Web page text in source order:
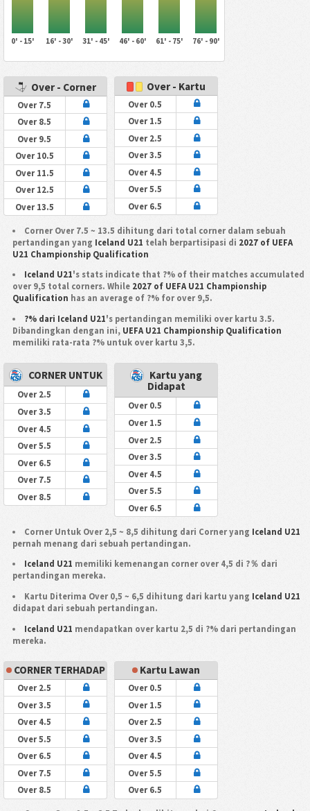
0' - 15' 16' - 30' 31' - 45' 46' - 60' 61' - 75' 76' - 90'
Over - Corner
Over 7.5
Over 8.5
Over 9.5
Over 10.5
Over 11.5
Over 12.5
Over 13.5
Over - Kartu
Over 0.5
Over 1.5
Over 2.5
Over 3.5
Over 4.5
Over 5.5
Over 6.5
Corner Over 7.5 ~ 13.5 dihitung dari total corner dalam sebuah
pertandingan yang Iceland U21 telah berpartisipasi di 2027 of UEFA
U21 Championship Qualification
Iceland U21's stats indicate that ?% of their matches accumulated
over 9,5 total corners. While 2027 of UEFA U21 Championship
Qualification has an average of ?% for over 9,5.
?% dari Iceland U21's pertandingan memiliki over kartu 3.5.
Dibandingkan dengan ini, UEFA U21 Championship Qualification
memiliki rata-rata ?% untuk over kartu 3,5.
CORNER UNTUK
Over 2.5
Over 3.5
Over 4.5
Over 5.5
Over 6.5
Over 7.5
Over 8.5
Kartu yang
Didapat
Over 0.5
Over 1.5
Over 2.5
Over 3.5
Over 4.5
Over 5.5
Over 6.5
Corner Untuk Over 2,5 ~ 8,5 dihitung dari Corner yang Iceland U21
pernah menang dari sebuah pertandingan.
Iceland U21 memiliki kemenangan corner over 4,5 di ?％ dari
pertandingan mereka.
Kartu Diterima Over 0,5 ~ 6,5 dihitung dari kartu yang Iceland U21
didapat dari sebuah pertandingan.
Iceland U21 mendapatkan over kartu 2,5 di ?% dari pertandingan
mereka.
CORNER TERHADAP
Over 2.5
Over 3.5
Over 4.5
Over 5.5
Over 6.5
Over 7.5
Over 8.5
Kartu Lawan
Over 0.5
Over 1.5
Over 2.5
Over 3.5
Over 4.5
Over 5.5
Over 6.5